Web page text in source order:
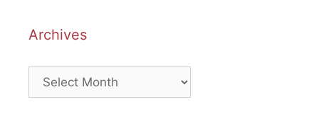
Archives
Archives